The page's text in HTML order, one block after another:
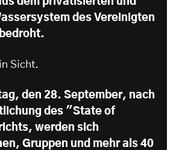
des Vereinigten
Sicht.
den 28. September, nach
des "State of
werden sich
Gruppen und mehr als 40